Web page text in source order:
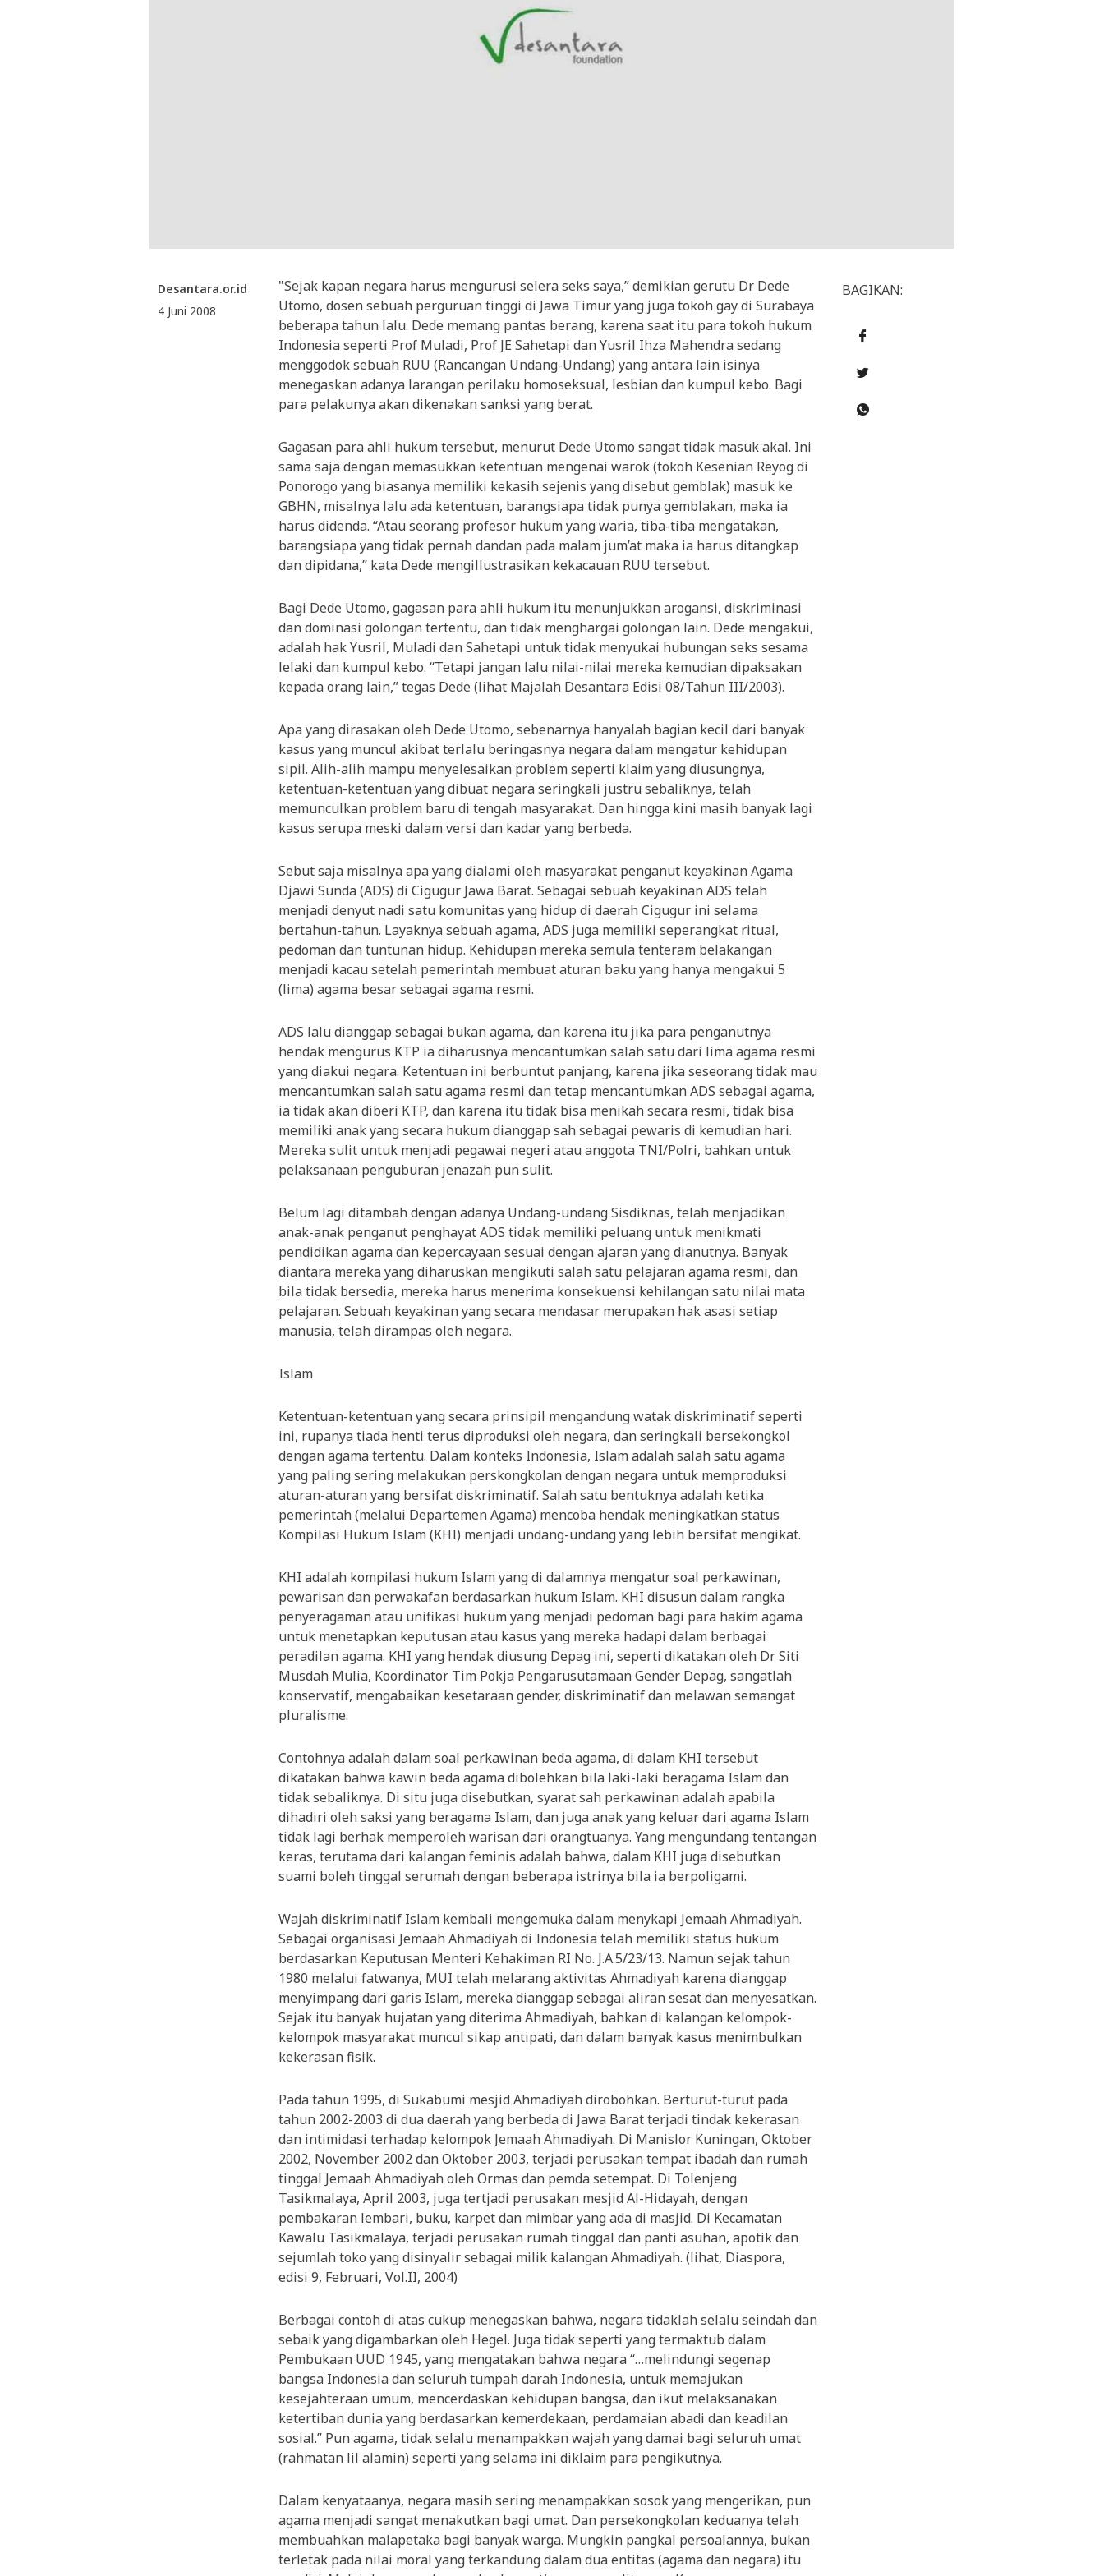
Desantara.or.id
4 Juni 2008
"Sejak kapan negara harus mengurusi selera seks saya,” demikian gerutu Dr Dede
Utomo, dosen sebuah perguruan tinggi di Jawa Timur yang juga tokoh gay di Surabaya
beberapa tahun lalu. Dede memang pantas berang, karena saat itu para tokoh hukum
Indonesia seperti Prof Muladi, Prof JE Sahetapi dan Yusril Ihza Mahendra sedang
menggodok sebuah RUU (Rancangan Undang-Undang) yang antara lain isinya
menegaskan adanya larangan perilaku homoseksual, lesbian dan kumpul kebo. Bagi
para pelakunya akan dikenakan sanksi yang berat.
Gagasan para ahli hukum tersebut, menurut Dede Utomo sangat tidak masuk akal. Ini
sama saja dengan memasukkan ketentuan mengenai warok (tokoh Kesenian Reyog di
Ponorogo yang biasanya memiliki kekasih sejenis yang disebut gemblak) masuk ke
GBHN, misalnya lalu ada ketentuan, barangsiapa tidak punya gemblakan, maka ia
harus didenda. “Atau seorang profesor hukum yang waria, tiba-tiba mengatakan,
barangsiapa yang tidak pernah dandan pada malam jum’at maka ia harus ditangkap
dan dipidana,” kata Dede mengillustrasikan kekacauan RUU tersebut.
Bagi Dede Utomo, gagasan para ahli hukum itu menunjukkan arogansi, diskriminasi
dan dominasi golongan tertentu, dan tidak menghargai golongan lain. Dede mengakui,
adalah hak Yusril, Muladi dan Sahetapi untuk tidak menyukai hubungan seks sesama
lelaki dan kumpul kebo. “Tetapi jangan lalu nilai-nilai mereka kemudian dipaksakan
kepada orang lain,” tegas Dede (lihat Majalah Desantara Edisi 08/Tahun III/2003).
Apa yang dirasakan oleh Dede Utomo, sebenarnya hanyalah bagian kecil dari banyak
kasus yang muncul akibat terlalu beringasnya negara dalam mengatur kehidupan
sipil. Alih-alih mampu menyelesaikan problem seperti klaim yang diusungnya,
ketentuan-ketentuan yang dibuat negara seringkali justru sebaliknya, telah
memunculkan problem baru di tengah masyarakat. Dan hingga kini masih banyak lagi
kasus serupa meski dalam versi dan kadar yang berbeda.
Sebut saja misalnya apa yang dialami oleh masyarakat penganut keyakinan Agama
Djawi Sunda (ADS) di Cigugur Jawa Barat. Sebagai sebuah keyakinan ADS telah
menjadi denyut nadi satu komunitas yang hidup di daerah Cigugur ini selama
bertahun-tahun. Layaknya sebuah agama, ADS juga memiliki seperangkat ritual,
pedoman dan tuntunan hidup. Kehidupan mereka semula tenteram belakangan
menjadi kacau setelah pemerintah membuat aturan baku yang hanya mengakui 5
(lima) agama besar sebagai agama resmi.
ADS lalu dianggap sebagai bukan agama, dan karena itu jika para penganutnya
hendak mengurus KTP ia diharusnya mencantumkan salah satu dari lima agama resmi
yang diakui negara. Ketentuan ini berbuntut panjang, karena jika seseorang tidak mau
mencantumkan salah satu agama resmi dan tetap mencantumkan ADS sebagai agama,
ia tidak akan diberi KTP, dan karena itu tidak bisa menikah secara resmi, tidak bisa
memiliki anak yang secara hukum dianggap sah sebagai pewaris di kemudian hari.
Mereka sulit untuk menjadi pegawai negeri atau anggota TNI/Polri, bahkan untuk
pelaksanaan penguburan jenazah pun sulit.
Belum lagi ditambah dengan adanya Undang-undang Sisdiknas, telah menjadikan
anak-anak penganut penghayat ADS tidak memiliki peluang untuk menikmati
pendidikan agama dan kepercayaan sesuai dengan ajaran yang dianutnya. Banyak
diantara mereka yang diharuskan mengikuti salah satu pelajaran agama resmi, dan
bila tidak bersedia, mereka harus menerima konsekuensi kehilangan satu nilai mata
pelajaran. Sebuah keyakinan yang secara mendasar merupakan hak asasi setiap
manusia, telah dirampas oleh negara.
Islam
Ketentuan-ketentuan yang secara prinsipil mengandung watak diskriminatif seperti
ini, rupanya tiada henti terus diproduksi oleh negara, dan seringkali bersekongkol
dengan agama tertentu. Dalam konteks Indonesia, Islam adalah salah satu agama
yang paling sering melakukan perskongkolan dengan negara untuk memproduksi
aturan-aturan yang bersifat diskriminatif. Salah satu bentuknya adalah ketika
pemerintah (melalui Departemen Agama) mencoba hendak meningkatkan status
Kompilasi Hukum Islam (KHI) menjadi undang-undang yang lebih bersifat mengikat.
KHI adalah kompilasi hukum Islam yang di dalamnya mengatur soal perkawinan,
pewarisan dan perwakafan berdasarkan hukum Islam. KHI disusun dalam rangka
penyeragaman atau unifikasi hukum yang menjadi pedoman bagi para hakim agama
untuk menetapkan keputusan atau kasus yang mereka hadapi dalam berbagai
peradilan agama. KHI yang hendak diusung Depag ini, seperti dikatakan oleh Dr Siti
Musdah Mulia, Koordinator Tim Pokja Pengarusutamaan Gender Depag, sangatlah
konservatif, mengabaikan kesetaraan gender, diskriminatif dan melawan semangat
pluralisme.
Contohnya adalah dalam soal perkawinan beda agama, di dalam KHI tersebut
dikatakan bahwa kawin beda agama dibolehkan bila laki-laki beragama Islam dan
tidak sebaliknya. Di situ juga disebutkan, syarat sah perkawinan adalah apabila
dihadiri oleh saksi yang beragama Islam, dan juga anak yang keluar dari agama Islam
tidak lagi berhak memperoleh warisan dari orangtuanya. Yang mengundang tentangan
keras, terutama dari kalangan feminis adalah bahwa, dalam KHI juga disebutkan
suami boleh tinggal serumah dengan beberapa istrinya bila ia berpoligami.
Wajah diskriminatif Islam kembali mengemuka dalam menykapi Jemaah Ahmadiyah.
Sebagai organisasi Jemaah Ahmadiyah di Indonesia telah memiliki status hukum
berdasarkan Keputusan Menteri Kehakiman RI No. J.A.5/23/13. Namun sejak tahun
1980 melalui fatwanya, MUI telah melarang aktivitas Ahmadiyah karena dianggap
menyimpang dari garis Islam, mereka dianggap sebagai aliran sesat dan menyesatkan.
Sejak itu banyak hujatan yang diterima Ahmadiyah, bahkan di kalangan kelompok-
kelompok masyarakat muncul sikap antipati, dan dalam banyak kasus menimbulkan
kekerasan fisik.
Pada tahun 1995, di Sukabumi mesjid Ahmadiyah dirobohkan. Berturut-turut pada
tahun 2002-2003 di dua daerah yang berbeda di Jawa Barat terjadi tindak kekerasan
dan intimidasi terhadap kelompok Jemaah Ahmadiyah. Di Manislor Kuningan, Oktober
2002, November 2002 dan Oktober 2003, terjadi perusakan tempat ibadah dan rumah
tinggal Jemaah Ahmadiyah oleh Ormas dan pemda setempat. Di Tolenjeng
Tasikmalaya, April 2003, juga tertjadi perusakan mesjid Al-Hidayah, dengan
pembakaran lembari, buku, karpet dan mimbar yang ada di masjid. Di Kecamatan
Kawalu Tasikmalaya, terjadi perusakan rumah tinggal dan panti asuhan, apotik dan
sejumlah toko yang disinyalir sebagai milik kalangan Ahmadiyah. (lihat, Diaspora,
edisi 9, Februari, Vol.II, 2004)
Berbagai contoh di atas cukup menegaskan bahwa, negara tidaklah selalu seindah dan
sebaik yang digambarkan oleh Hegel. Juga tidak seperti yang termaktub dalam
Pembukaan UUD 1945, yang mengatakan bahwa negara “…melindungi segenap
bangsa Indonesia dan seluruh tumpah darah Indonesia, untuk memajukan
kesejahteraan umum, mencerdaskan kehidupan bangsa, dan ikut melaksanakan
ketertiban dunia yang berdasarkan kemerdekaan, perdamaian abadi dan keadilan
sosial.” Pun agama, tidak selalu menampakkan wajah yang damai bagi seluruh umat
(rahmatan lil alamin) seperti yang selama ini diklaim para pengikutnya.
Dalam kenyataanya, negara masih sering menampakkan sosok yang mengerikan, pun
agama menjadi sangat menakutkan bagi umat. Dan persekongkolan keduanya telah
membuahkan malapetaka bagi banyak warga. Mungkin pangkal persoalannya, bukan
terletak pada nilai moral yang terkandung dalam dua entitas (agama dan negara) itu
BAGIKAN: